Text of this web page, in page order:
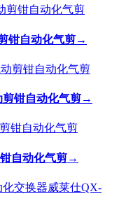
钳自动化气剪→
剪钳自动化气剪→
自动化气剪→